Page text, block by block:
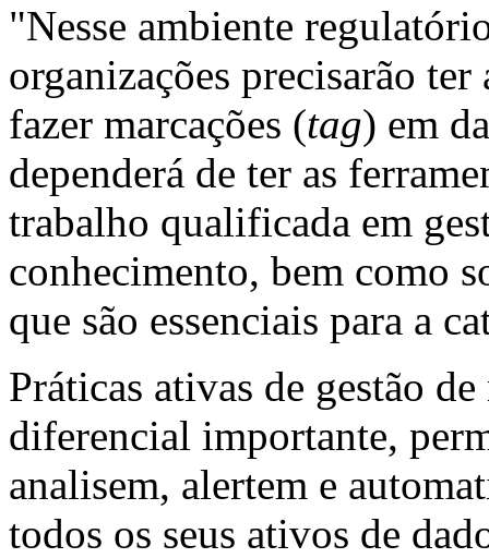
"Nesse ambiente
organizações precisarão
fazer marcações (tag) em
dependerá de ter as
trabalho qualificada em
conhecimento, bem como
que são essenciais para a
Práticas ativas de gestão
diferencial importante,
analisem, alertem e
todos os seus ativos de